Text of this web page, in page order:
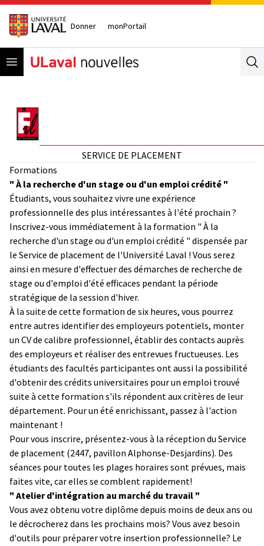
Donner monPortail
Open menu
SERVICE DE PLACEMENT
Formations
" À la recherche d'un stage ou d'un emploi crédité "
Étudiants, vous souhaitez vivre une expérience
professionnelle des plus intéressantes à l'été prochain ?
Inscrivez-vous immédiatement à la formation " À la
recherche d'un stage ou d'un emploi crédité " dispensée par
le Service de placement de l'Université Laval ! Vous serez
ainsi en mesure d'effectuer des démarches de recherche de
stage ou d'emploi d'été efficaces pendant la période
stratégique de la session d'hiver.
À la suite de cette formation de six heures, vous pourrez
entre autres identifier des employeurs potentiels, monter
un CV de calibre professionnel, établir des contacts auprès
des employeurs et réaliser des entrevues fructueuses. Les
étudiants des facultés participantes ont aussi la possibilité
d'obtenir des crédits universitaires pour un emploi trouvé
suite à cette formation s'ils répondent aux critères de leur
département. Pour un été enrichissant, passez à l'action
maintenant !
Pour vous inscrire, présentez-vous à la réception du Service
de placement (2447, pavillon Alphonse-Desjardins). Des
séances pour toutes les plages horaires sont prévues, mais
faites vite, car elles se comblent rapidement!
" Atelier d'intégration au marché du travail "
Vous avez obtenu votre diplôme depuis moins de deux ans ou
le décrocherez dans les prochains mois? Vous avez besoin
d'outils pour préparer votre insertion professionnelle? Le